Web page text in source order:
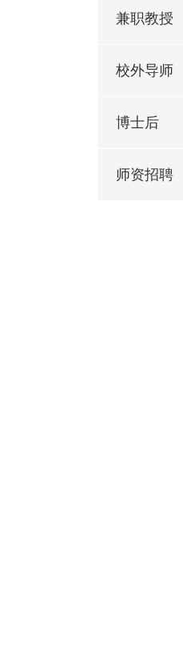
兼职教授
校外导师
博士后
师资招聘